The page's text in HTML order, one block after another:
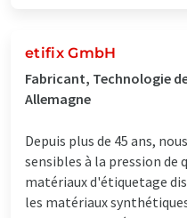
etifix GmbH
Fabricant, Technologie
Allemagne
Depuis plus de 45 ans,
sensibles à la pression de
matériaux d'étiquetage
les matériaux